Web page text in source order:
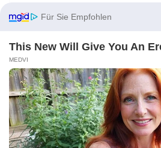
S&P 500
Weitere
Konami Biomarin Pharmaceutical
Century Regional Developments
Kontakt-Impressum-Werbung
Sitemap-Datenschutz-Disclaimer-AGB
Für Sie Empfohlen
This New Will Give You An
MEDVI